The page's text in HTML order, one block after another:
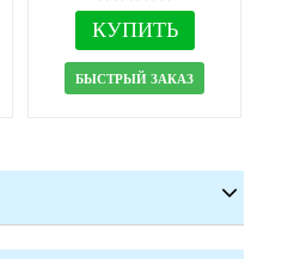
КУПИТЬ
БЫСТРЫЙ ЗАКАЗ